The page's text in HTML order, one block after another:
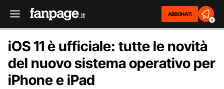
ABBONATI
2
iOS 11 è ufficiale: tutte le novità
del nuovo sistema operativo per
iPhone e iPad